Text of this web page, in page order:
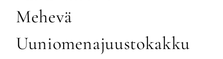
Mehevä
Uuniomenajuustokakku